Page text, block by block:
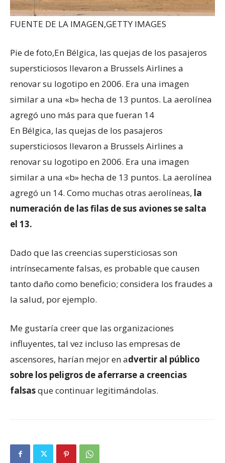
FUENTE DE LA IMAGEN,GETTY IMAGES
Pie de foto,En Bélgica, las quejas de los pasajeros
supersticiosos llevaron a Brussels Airlines a
renovar su logotipo en 2006. Era una imagen
similar a una «b» hecha de 13 puntos. La aerolínea
agregó uno más para que fueran 14
En Bélgica, las quejas de los pasajeros
supersticiosos llevaron a Brussels Airlines a
renovar su logotipo en 2006. Era una imagen
similar a una «b» hecha de 13 puntos. La aerolínea
agregó un 14. Como muchas otras aerolíneas, la
numeración de las filas de sus aviones se salta
el 13.
Dado que las creencias supersticiosas son
intrínsecamente falsas, es probable que causen
tanto daño como beneficio; considera los fraudes a
la salud, por ejemplo.
Me gustaría creer que las organizaciones
influyentes, tal vez incluso las empresas de
ascensores, harían mejor en advertir al público
sobre los peligros de aferrarse a creencias
falsasque continuar legitimándolas.